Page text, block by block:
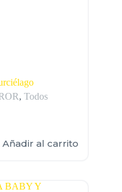
,Todos
Añadir al carrito